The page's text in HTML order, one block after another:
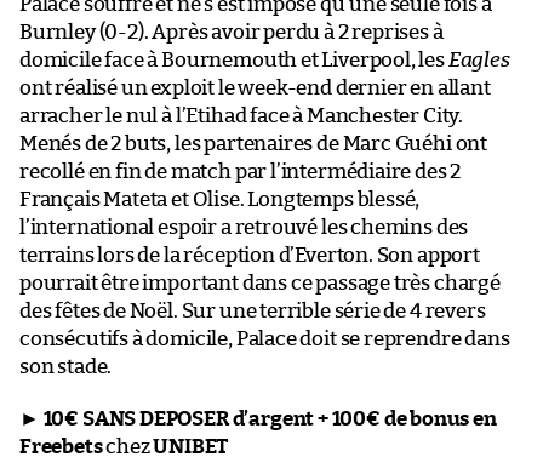
Burnley (0-2). Après avoir perdu à 2 reprises à
domicile face à Bournemouth et Liverpool, les Eagles
ont réalisé un exploit le week-end dernier en allant
arracher le nul à l’Etihad face à Manchester City.
Menés de 2 buts, les partenaires de Marc Guéhi ont
recollé en fin de match par l’intermédiaire des 2
Français Mateta et Olise. Longtemps blessé,
l’international espoir a retrouvé les chemins des
terrains lors de la réception d’Everton. Son apport
pourrait être important dans ce passage très chargé
des fêtes de Noël. Sur une terrible série de 4 revers
consécutifs à domicile, Palace doit se reprendre dans
son stade.
► 10€ SANS DEPOSER d’argent + 100€ de bonus en
FreebetschezUNIBET